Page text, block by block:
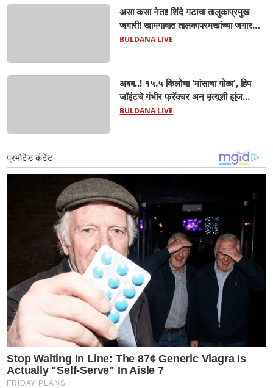
असा कसा नेता! शिंदे गटाचा तालुकाप्रमुख
जुगारी! खामगावात तालुकाप्रमुखांच्या जुगार
अड्ड्यावर डीवायएसपी पथकाची धाड.. अंधारात
BULDANA LIVE
अबब..! १५.५ किलोचा 'मांसाचा गोळा', हिप
जॉइंटचे गंभीर फ्रॅक्चर अन् मृत्यूशी झुंज...
BULDANA LIVE